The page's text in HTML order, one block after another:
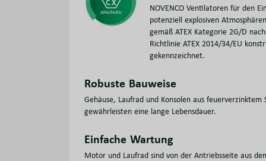
NOVENCO Ventilatoren für den
potenziell explosiven
gemäß ATEX Kategorie 2G/D
Richtlinie ATEX 2014/34/EU
gekennzeichnet.
Robuste Bauweise
Gehäuse, Laufrad und Konsolen aus feuerverzinktem
gewährleisten eine lange Lebensdauer.
Einfache Wartung
Motor und Laufrad sind von der Antriebsseite aus